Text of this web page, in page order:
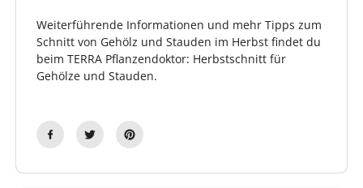
Weiterführende Informationen und mehr Tipps zum
Schnitt von Gehölz und Stauden im Herbst findet du
beim TERRA Pflanzendoktor: Herbstschnitt für
Gehölze und Stauden.